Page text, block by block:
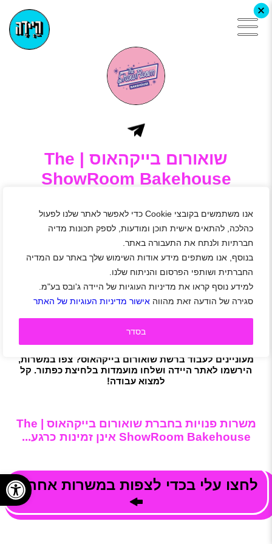
אנו משתמשים בקובצי Cookie כדי לאפשר לאתר שלנו לפעול
כהלכה, להתאים אישית תוכן ומודעות, לספק תכונות מדיה
חברתיות ולנתח את התעבורה באתר.
בנוסף, אנו משתפים מידע אודות השימוש שלך באתר עם המדיה
החברתית ושותפי הפרסום והניתוח שלנו.
למידע נוסף קראו את מדיניות העוגיות של היידה ג'ובס בע"מ.
סגירה של הודעה זאת מהווה אישור מדיניות העוגיות של האתר
בסדר
+
שואורום בייקהאוס | The
ShowRoom Bakehouse
The ShowRoom Bakehouse, הירשמו באתר היידה
ושלחו מועמדות
השואורום בייקהאוס הוא קונספט מתוק, דינמי וטרנדי המביא
ניחוחות בינלאומיים וחדשנות לשוק הקינוחים והמאפים הישראלי
ומזמין אתכם להנות מחוויה מתוקה במיוחד.
עם מגוון רחב של מוצרים ייחודיים כגון דונאטס, עוגיות אמריקאיות,
קרונאטס, מבחר רחב של מאפים, משקאות וקולקציות מיוחדות,
תשומת לב רבה גם לעיצוב המקום, נראות האריזה והמוצרים
עצמם, מה שהופך את המוצרים שלנו גם למתנה המושלמת.
מעוניינים לעבוד ברשת שואורום בייקהאוס? צפו במשרות,
הירשמו לאתר היידה ושלחו מועמדות בלחיצת כפתור. קל
למצוא עבודה!
משרות פנויות בחברת שואורום בייקהאוס | The
ShowRoom Bakehouse אינן זמינות כרגע...
לחצו עלי בכדי לצפות במשרות אחרות